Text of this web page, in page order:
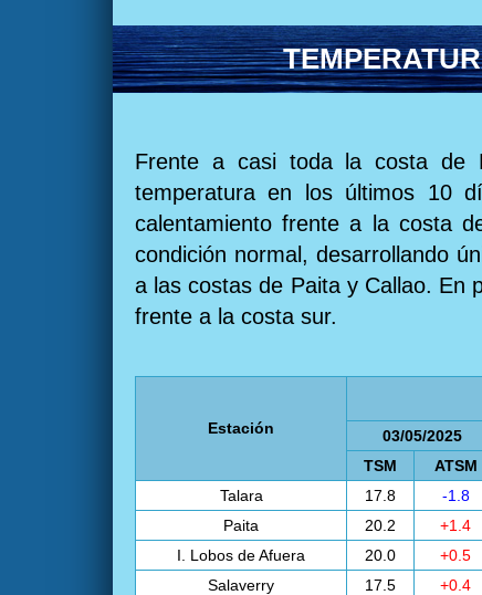
Frente a casi toda la costa de
temperatura en los últimos 10
calentamiento frente a la costa
condición normal, desarrollando
a las costas de Paita y Callao. En
frente a la costa sur.
Estación 03/05/2025
TSM
ATSM
Talara
17.8 -1.8
Paita
20.2 +1.4
I. Lobos de Afuera
20.0 +0.5
Salaverry
17.5 +0.4